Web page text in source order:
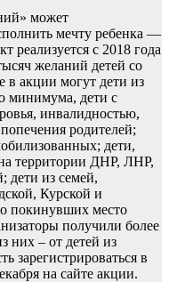
может
мечту ребенка —
реализуется с 2018 года
желаний детей со
в акции могут дети из
минимума, дети с
инвалидностью,
родителей;
дети,
территории ДНР, ЛНР,
дети из семей,
Курской и
покинувших место
получили более
них – от детей из
зарегистрироваться в
на сайте акции.